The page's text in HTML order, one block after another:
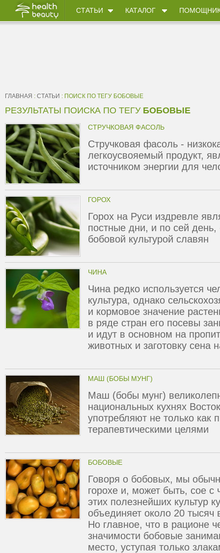
СТАТЬИ КАТАЛОГ
ГЛАВНАЯ : СТАТЬИ : ПОИСК ПО ТЕГУ БОБОВЫЕ
РЕЗУЛЬТАТЫ ПОИСКА ПО ТЕГУ БОБОВЫЕ
СТРУЧКОВАЯ ФАСОЛЬ
Стручковая фасоль -
легкоусвояемый продукт,
источником энергии для
ГОРОХ
Горох на Руси издревле
постные дни, и по сей день,
бобовой культурой славян
ЧИНА
Чина редко используется
культура, однако
и кормовое значение
в ряде стран его посевы
и идут в основном на
животных и заготовку сена
МАШ (БОБЫ МУНГ)
Маш (бобы мунг)
национальных кухнях
употребляют не только как
терапевтическими целями
БОБОВЫЕ
Говоря о бобовых, мы
горохе и, может быть, сое с
этих полезнейших культур
объединяет около 20
Но главное, что в рационе
значимости бобовые
место, уступая только